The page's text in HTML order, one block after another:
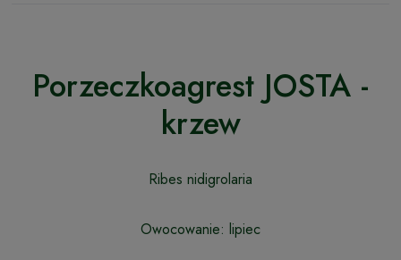
Porzeczkoagrest JOSTA -
krzew
Ribes nidigrolaria
Owocowanie: lipiec